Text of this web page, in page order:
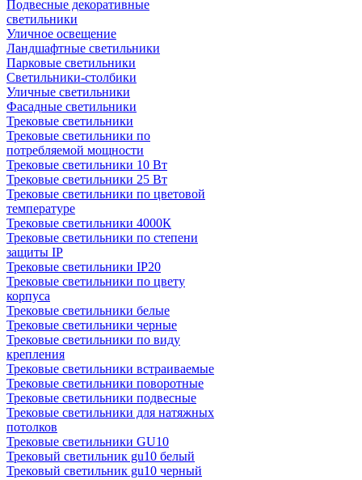
Подвесные декоративные
светильники
Уличное освещение
Ландшафтные светильники
Парковые светильники
Светильники-столбики
Уличные светильники
Фасадные светильники
Трековые светильники
Трековые светильники по
потребляемой мощности
Трековые светильники 10 Вт
Трековые светильники 25 Вт
Трековые светильники по цветовой
температуре
Трековые светильники 4000К
Трековые светильники по степени
защиты IP
Трековые светильники IP20
Трековые светильники по цвету
корпуса
Трековые светильники белые
Трековые светильники черные
Трековые светильники по виду
крепления
Трековые светильники встраиваемые
Трековые светильники поворотные
Трековые светильники подвесные
Трековые светильники для натяжных
потолков
Трековые светильники GU10
Трековый светильник gu10 белый
Трековый светильник gu10 черный